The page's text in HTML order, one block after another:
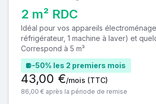
2 m² RDC
Idéal pour vos appareils
réfrigérateur, 1 machine à laver) et
Correspond à 5 m³
-50% les 2 premiers mois
43,00 €/mois (TTC)
86,00 € après la période de remise